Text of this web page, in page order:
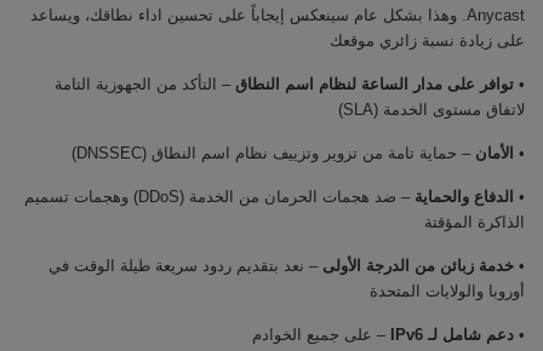
Anycast. وهذا بشكل عام سينعكس إيجاباً على تحسين اداء نطاقك، ويساعد
على زيادة نسبة زائري موقعك
• توافر على مدار الساعة لنظام اسم النطاق – التأكد من الجهوزية التامة
لاتفاق مستوى الخدمة (SLA)
• الأمان – حماية تامة من تزوير وتزييف نظام اسم النطاق (DNSSEC)
• الدفاع والحماية
– ضد هجمات الحرمان من الخدمة (DDoS) وهجمات تسميم
الذاكرة المؤقتة
• خدمة زبائن من الدرجة الأولى – نعد بتقديم ردود سريعة طيلة الوقت في
أوروبا والولايات المتحدة
• دعم شامل لـ IPv6 – على جميع الخوادم